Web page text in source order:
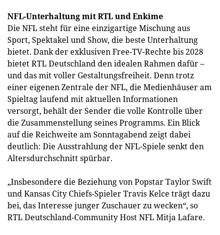
NFL-Unterhaltung mit RTL und Enkime
Die NFL steht für eine einzigartige Mischung aus
Sport, Spektakel und Show, die beste Unterhaltung
bietet. Dank der exklusiven Free-TV-Rechte bis 2028
bietet RTL Deutschland den idealen Rahmen dafür –
und das mit voller Gestaltungsfreiheit. Denn trotz
einer eigenen Zentrale der NFL, die Medienhäuser am
Spieltag laufend mit aktuellen Informationen
versorgt, behält der Sender die volle Kontrolle über
die Zusammenstellung seines Programms. Ein Blick
auf die Reichweite am Sonntagabend zeigt dabei
deutlich: Die Ausstrahlung der NFL-Spiele senkt den
Altersdurchschnitt spürbar.
„Insbesondere die Beziehung von Popstar Taylor Swift
und Kansas City Chiefs-Spieler Travis Kelce trägt dazu
bei, das Interesse junger Zuschauer zu wecken“, so
RTL Deutschland-Community Host NFL Mitja Lafare.